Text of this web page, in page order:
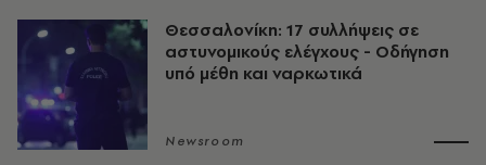
Θεσσαλονίκη: 17 συλλήψεις σε
αστυνομικούς ελέγχους - Οδήγηση
υπό μέθη και ναρκωτικά
Newsroom